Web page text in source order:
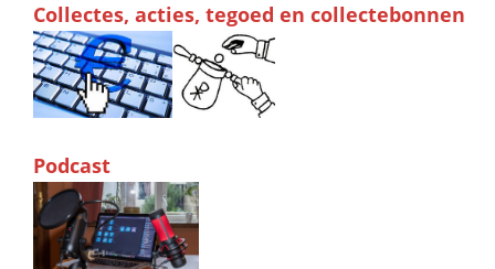
Collectes, acties, tegoed en collectebonnen
Podcast